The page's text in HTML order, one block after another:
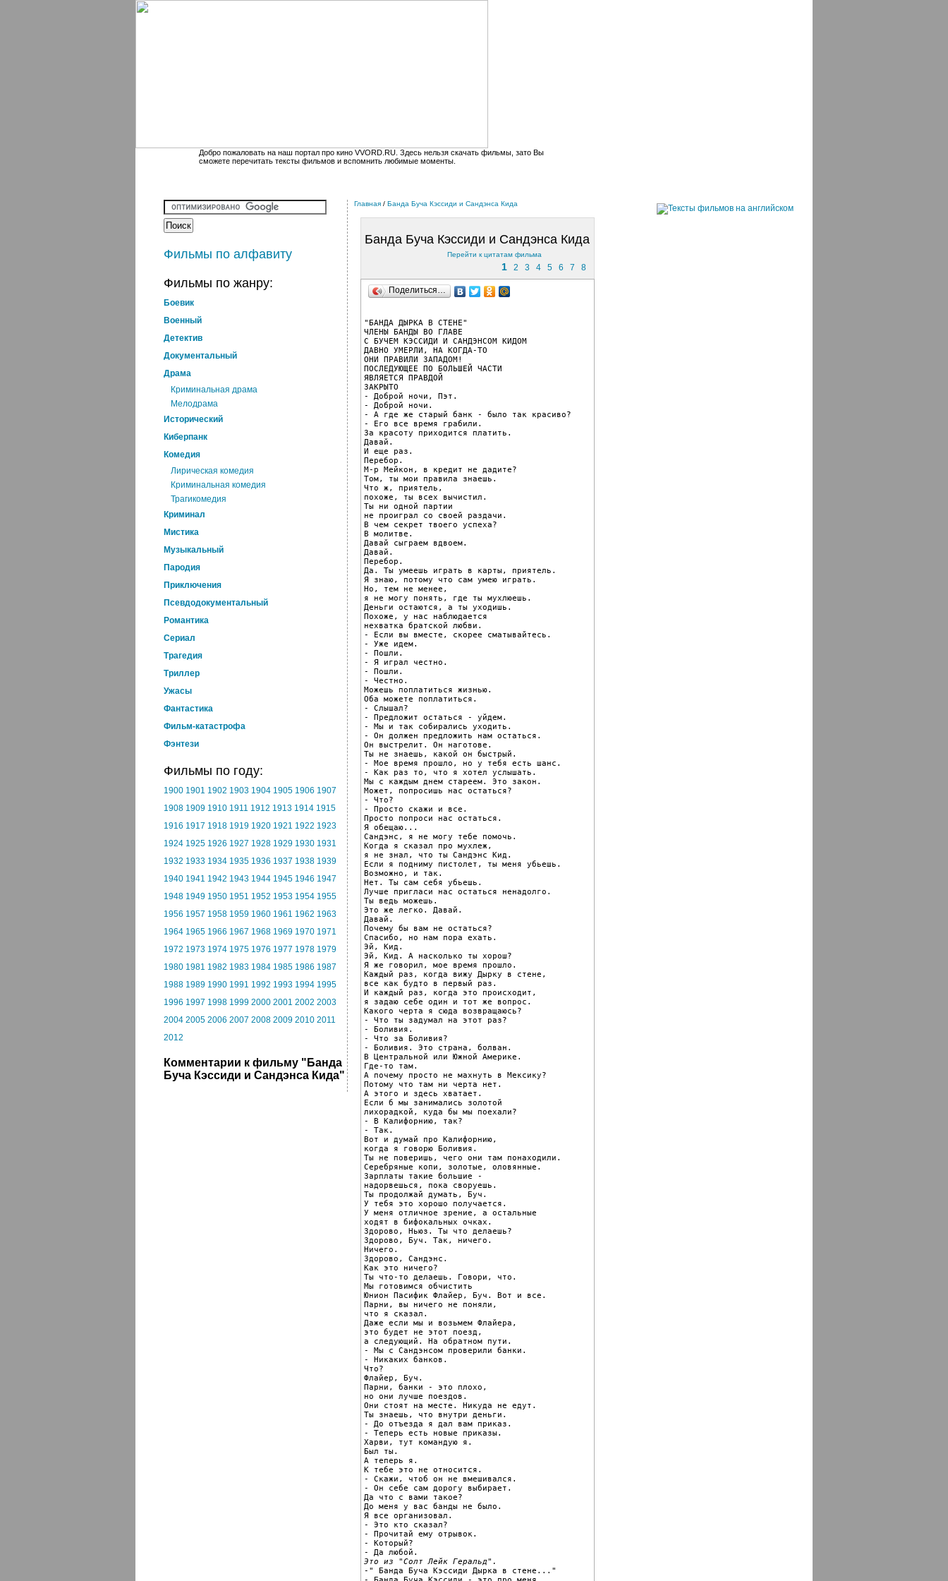
Добро пожаловать на наш портал про кино VVORD.RU. Здесь нельзя скачать фильмы, зато Вы
сможете перечитать тексты фильмов и вспомнить любимые моменты.
Фильмы по алфавиту
Фильмы по жанру:
Боевик
Военный
Детектив
Документальный
Драма
Криминальная драма
Мелодрама
Исторический
Киберпанк
Комедия
Лирическая комедия
Криминальная комедия
Трагикомедия
Криминал
Мистика
Музыкальный
Пародия
Приключения
Псевдодокументальный
Романтика
Cериал
Трагедия
Триллер
Ужасы
Фантастика
Фильм-катастрофа
Фэнтези
Фильмы по году:
1900 1901 1902 1903 1904 1905 1906 1907
1908 1909 1910 1911 1912 1913 1914 1915
1916 1917 1918 1919 1920 1921 1922 1923
1924 1925 1926 1927 1928 1929 1930 1931
1932 1933 1934 1935 1936 1937 1938 1939
1940 1941 1942 1943 1944 1945 1946 1947
1948 1949 1950 1951 1952 1953 1954 1955
1956 1957 1958 1959 1960 1961 1962 1963
1964 1965 1966 1967 1968 1969 1970 1971
1972 1973 1974 1975 1976 1977 1978 1979
1980 1981 1982 1983 1984 1985 1986 1987
1988 1989 1990 1991 1992 1993 1994 1995
1996 1997 1998 1999 2000 2001 2002 2003
2004 2005 2006 2007 2008 2009 2010 2011
2012
Комментарии к фильму "Банда
Буча Кэссиди и Сандэнса Кида"
Главная / Банда Буча Кэссиди и Сандэнса Кида
Банда Буча Кэссиди и Сандэнса Кида
Перейти к цитатам фильма
1 2 3 4 5 6 7 8
Поделиться…
"БАНДА ДЫРКА В СТЕНЕ"
ЧЛЕНЫ БАНДЫ ВО ГЛАВЕ
С БУЧЕМ КЭССИДИ И САНДЭНСОМ КИДОМ
ДАВНО УМЕРЛИ, НА КОГДА-ТО
ОНИ ПРАВИЛИ ЗАПАДОМ!
ПОСЛЕДУЮЩЕЕ ПО БОЛЬШЕЙ ЧАСТИ
ЯВЛЯЕТСЯ ПРАВДОЙ
ЗАКРЫТО
- Доброй ночи, Пэт.
- Доброй ночи.
- А где же старый банк - было так красиво?
- Его все время грабили.
За красоту приходится платить.
Давай.
И еще раз.
Перебор.
М-р Мейкон, в кредит не дадите?
Том, ты мои правила знаешь.
Что ж, приятель,
похоже, ты всех вычистил.
Ты ни одной партии
не проиграл со своей раздачи.
В чем секрет твоего успеха?
В молитве.
Давай сыграем вдвоем.
Давай.
Перебор.
Да. Ты умеешь играть в карты, приятель.
Я знаю, потому что сам умею играть.
Но, тем не менее,
я не могу понять, где ты мухлюешь.
Деньги остаются, а ты уходишь.
Похоже, у нас наблюдается
нехватка братской любви.
- Если вы вместе, скорее сматывайтесь.
- Уже идем.
- Пошли.
- Я играл честно.
- Пошли.
- Честно.
Можешь поплатиться жизнью.
Оба можете поплатиться.
- Слышал?
- Предложит остаться - уйдем.
- Мы и так собирались уходить.
- Он должен предложить нам остаться.
Он выстрелит. Он наготове.
Ты не знаешь, какой он быстрый.
- Мое время прошло, но у тебя есть шанс.
- Как раз то, что я хотел услышать.
Мы с каждым днем стареем. Это закон.
Может, попросишь нас остаться?
- Что?
- Просто скажи и все.
Просто попроси нас остаться.
Я обещаю...
Сандэнс, я не могу тебе помочь.
Когда я сказал про мухлеж,
я не знал, что ты Сандэнс Кид.
Если я подниму пистолет, ты меня убьешь.
Возможно, и так.
Нет. Ты сам себя убьешь.
Лучше пригласи нас остаться ненадолго.
Ты ведь можешь.
Это же легко. Давай.
Давай.
Почему бы вам не остаться?
Спасибо, но нам пора ехать.
Эй, Кид.
Эй, Кид. А насколько ты хорош?
Я же говорил, мое время прошло.
Каждый раз, когда вижу Дырку в стене,
все как будто в первый раз.
И каждый раз, когда это происходит,
я задаю себе один и тот же вопрос.
Какого черта я сюда возвращаюсь?
- Что ты задумал на этот раз?
- Боливия.
- Что за Боливия?
- Боливия. Это страна, болван.
В Центральной или Южной Америке.
Где-то там.
А почему просто не махнуть в Мексику?
Потому что там ни черта нет.
А этого и здесь хватает.
Если б мы занимались золотой
лихорадкой, куда бы мы поехали?
- В Калифорнию, так?
- Так.
Вот и думай про Калифорнию,
когда я говорю Боливия.
Ты не поверишь, чего они там понаходили.
Серебряные копи, золотые, оловянные.
Зарплаты такие большие -
надорвешься, пока своруешь.
Ты продолжай думать, Буч.
У тебя это хорошо получается.
У меня отличное зрение, а остальные
ходят в бифокальных очках.
Здорово, Ньюз. Ты что делаешь?
Здорово, Буч. Так, ничего.
Ничего.
Здорово, Сандэнс.
Как это ничего?
Ты что-то делаешь. Говори, что.
Мы готовимся обчистить
Юнион Пасифик Флайер, Буч. Вот и все.
Парни, вы ничего не поняли,
что я сказал.
Даже если мы и возьмем Флайера,
это будет не этот поезд,
а следующий. На обратном пути.
- Мы с Сандэнсом проверили банки.
- Никаких банков.
Что?
Флайер, Буч.
Парни, банки - это плохо,
но они лучше поездов.
Они стоят на месте. Никуда не едут.
Ты знаешь, что внутри деньги.
- До отъезда я дал вам приказ.
- Теперь есть новые приказы.
Харви, тут командую я.
Был ты.
А теперь я.
К тебе это не относится.
- Скажи, чтоб он не вмешивался.
- Он себе сам дорогу выбирает.
Да что с вами такое?
До меня у вас банды не было.
Я все организовал.
- Это кто сказал?
- Прочитай ему отрывок.
- Который?
Это из "Солт Лейк Геральд".
-" Банда Буча Кэссиди Дырка в стене..."